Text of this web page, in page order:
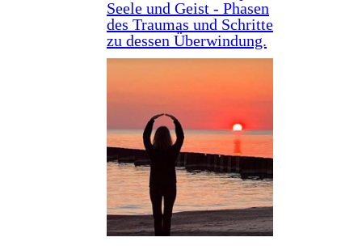
Seele und Geist - Phasen
des Traumas und Schritte
zu dessen Überwindung.